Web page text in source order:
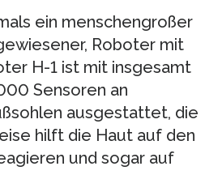
ein menschengroßer
Roboter mit
H-1 ist mit insgesamt
Sensoren an
ausgestattet, die
hilft die Haut auf den
und sogar auf